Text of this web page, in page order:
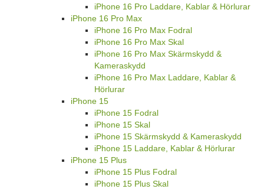
iPhone 16 Pro Laddare, Kablar & Hörlurar
iPhone 16 Pro Max
iPhone 16 Pro Max Fodral
iPhone 16 Pro Max Skal
iPhone 16 Pro Max Skärmskydd &
Kameraskydd
iPhone 16 Pro Max Laddare, Kablar &
Hörlurar
iPhone 15
iPhone 15 Fodral
iPhone 15 Skal
iPhone 15 Skärmskydd & Kameraskydd
iPhone 15 Laddare, Kablar & Hörlurar
iPhone 15 Plus
iPhone 15 Plus Fodral
iPhone 15 Plus Skal